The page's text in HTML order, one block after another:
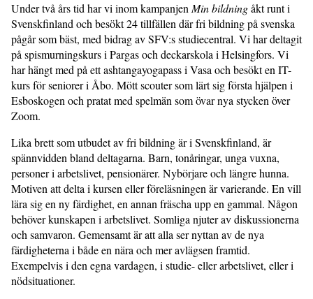
Under två års tid har vi inom kampanjen Min bildningåkt runt i
Svenskfinland och besökt 24 tillfällen där fri bildning på svenska
pågår som bäst, med bidrag av SFV:s studiecentral. Vi har deltagit
på spismurningskurs i Pargas och deckarskola i Helsingfors. Vi
har hängt med på ett ashtangayogapass i Vasa och besökt en IT-
kurs för seniorer i Åbo. Mött scouter som lärt sig första hjälpen i
Esboskogen och pratat med spelmän som övar nya stycken över
Zoom.
Lika brett som utbudet av fri bildning är i Svenskfinland, är
spännvidden bland deltagarna. Barn, tonåringar, unga vuxna,
personer i arbetslivet, pensionärer. Nybörjare och längre hunna.
Motiven att delta i kursen eller föreläsningen är varierande. En vill
lära sig en ny färdighet, en annan fräscha upp en gammal. Någon
behöver kunskapen i arbetslivet. Somliga njuter av diskussionerna
och samvaron. Gemensamt är att alla ser nyttan av de nya
färdigheterna i både en nära och mer avlägsen framtid.
Exempelvis i den egna vardagen, i studie- eller arbetslivet, eller i
nödsituationer.